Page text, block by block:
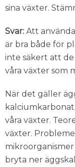
sina växter.
Svar: Att
är bra både för
inte säkert att
våra växter som
När det gäller
våra växter.
växter.
bryta ner